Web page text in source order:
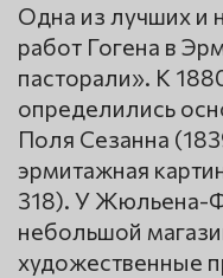
Одна из лучших и
работ Гогена в
пасторали». К
определились
Поля Сезанна
эрмитажная
318). У Жюльена-
небольшой
художественные